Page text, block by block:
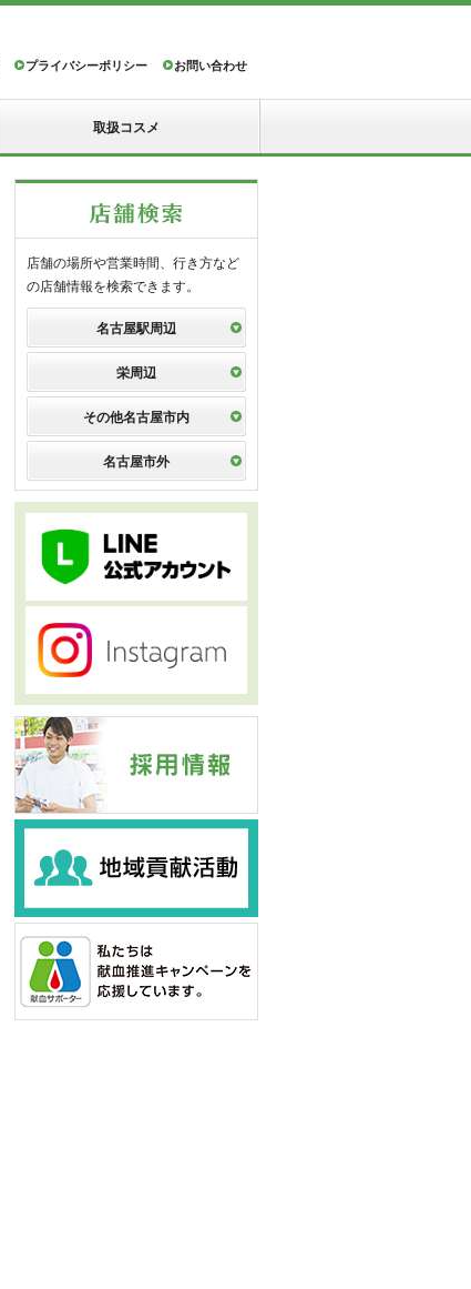
プライバシーポリシー お問い合わせ
取扱コスメ
店舗の場所や営業時間、行き方など
の店舗情報を検索できます。
名古屋駅周辺
栄周辺
その他名古屋市内
名古屋市外